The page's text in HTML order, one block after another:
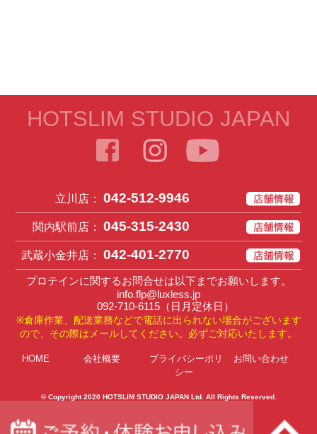
HOTSLIM STUDIO JAPAN
立川店： 042-512-9946
関内駅前店： 045-315-2430
武蔵小金井店： 042-401-2770
プロテインに関するお問合せは以下までお願いします。
info.flp@luxless.jp
092-710-6115（日月定休日）
※倉庫作業、配送業務などで電話に出られない場合がございます
ので、その際はメールしてください。必ずご対応いたします。
HOME 会社概要
プライバシーポリ
シー
お問い合わせ
© Copyright 2020 HOTSLIM STUDIO JAPAN Ltd. All Rights Reserved.